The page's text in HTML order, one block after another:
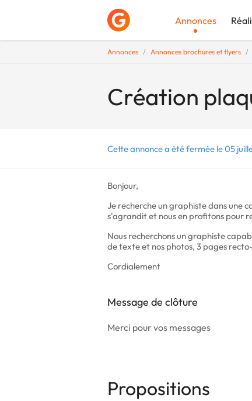
Annonces
Annonces Annonces brochures et flyers
Création
Cette annonce a été fermée le 05
Bonjour,
Je recherche un graphiste dans une
s'agrandit et nous en profitons pour
Nous recherchons un graphiste
de texte et nos photos, 3 pages
Cordialement
Message de clôture
Merci pour vos messages
Propositions